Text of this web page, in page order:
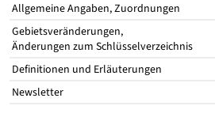
Allgemeine Angaben, Zuordnungen
Gebietsveränderungen,
Änderungen zum Schlüsselverzeichnis
Definitionen und Erläuterungen
Newsletter